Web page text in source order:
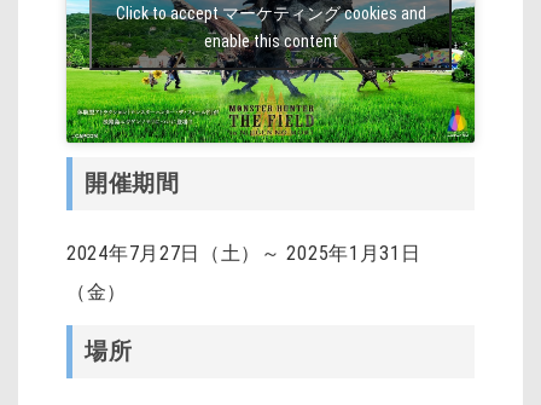
Click to accept マーケティング cookies and
enable this content
開催期間
2024年7月27日（土）～ 2025年1月31日
（金）
場所